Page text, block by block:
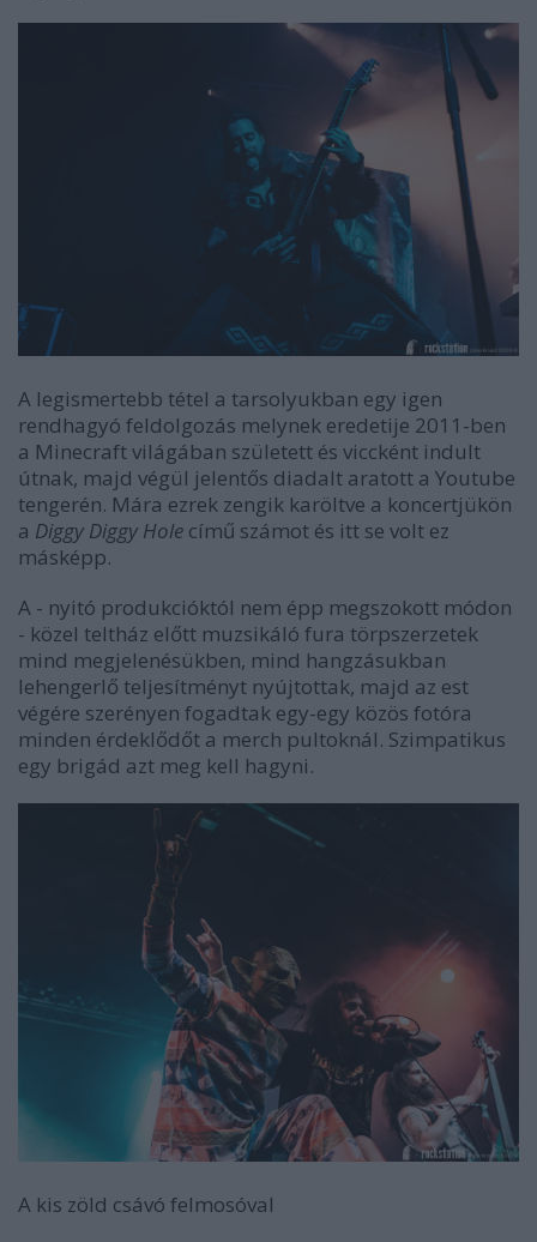
A legismertebb tétel a tarsolyukban egy igen
rendhagyó feldolgozás melynek eredetije 2011-ben
a Minecraft világában született és viccként indult
útnak, majd végül jelentős diadalt aratott a Youtube
tengerén. Mára ezrek zengik karöltve a koncertjükön
a Diggy Diggy Hole című számot és itt se volt ez
másképp.
A - nyitó produkcióktól nem épp megszokott módon
- közel teltház előtt muzsikáló fura törpszerzetek
mind megjelenésükben, mind hangzásukban
lehengerlő teljesítményt nyújtottak, majd az est
végére szerényen fogadtak egy-egy közös fotóra
minden érdeklődőt a merch pultoknál. Szimpatikus
egy brigád azt meg kell hagyni.
A kis zöld csávó felmosóval